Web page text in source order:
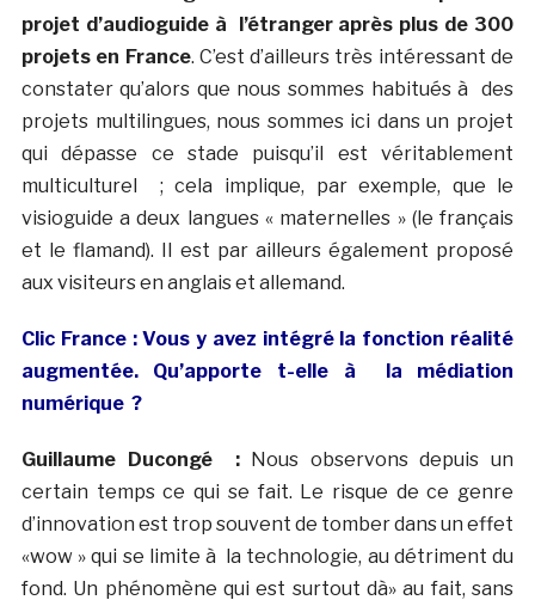
projet d’audioguide à l’étranger après plus de 300
projets en France. C’est d’ailleurs très intéressant de
constater qu’alors que nous sommes habitués à des
projets multilingues, nous sommes ici dans un projet
qui dépasse ce stade puisqu’il est véritablement
multiculturel ; cela implique, par exemple, que le
visioguide a deux langues « maternelles » (le français
et le flamand). Il est par ailleurs également proposé
aux visiteurs en anglais et allemand.
Clic France : Vous y avez intégré la fonction réalité
augmentée. Qu’apporte t-elle à la médiation
numérique ?
Guillaume Ducongé :Nous observons depuis un
certain temps ce qui se fait. Le risque de ce genre
d’innovation est trop souvent de tomber dans un effet
«wow » qui se limite à la technologie, au détriment du
fond. Un phénomène qui est surtout dà» au fait, sans